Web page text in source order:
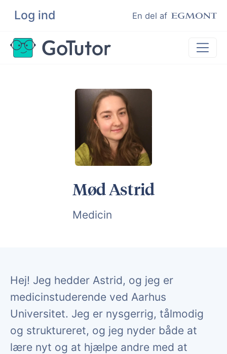
Log ind En del af
Søg
Lektiehjælp
Hjælp til ordblinde
Kundeudtalelser
Undervisere
Mød Astrid
Medicin
Hej! Jeg hedder Astrid, og jeg er
medicinstuderende ved Aarhus
Universitet. Jeg er nysgerrig, tålmodig
og struktureret, og jeg nyder både at
lære nyt og at hjælpe andre med at